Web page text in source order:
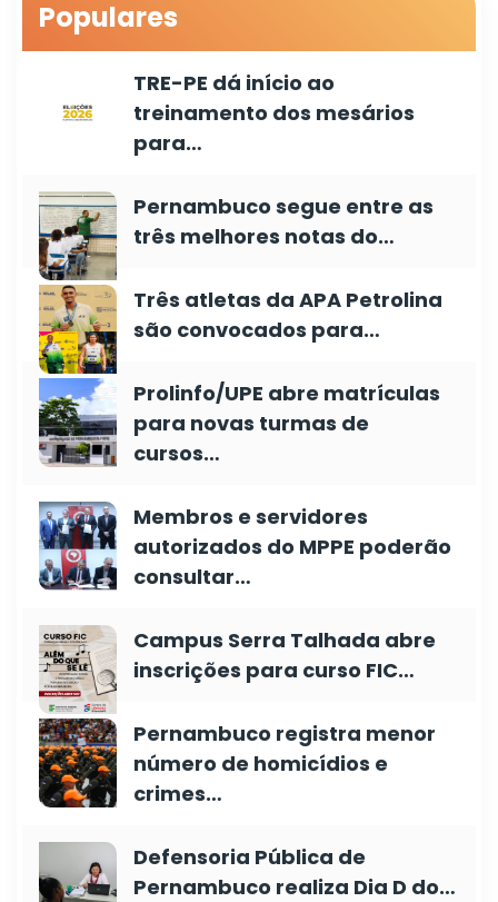
Populares
TRE-PE dá início ao
treinamento dos mesários
para…
Pernambuco segue entre as
três melhores notas do…
Três atletas da APA Petrolina
são convocados para…
Prolinfo/UPE abre matrículas
para novas turmas de
cursos…
Membros e servidores
autorizados do MPPE poderão
consultar…
Campus Serra Talhada abre
inscrições para curso FIC…
Pernambuco registra menor
número de homicídios e
crimes…
Defensoria Pública de
Pernambuco realiza Dia D do…